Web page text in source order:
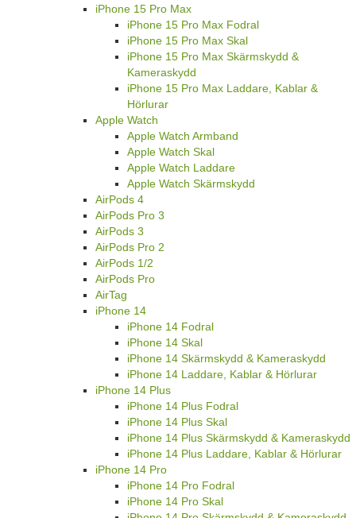
iPhone 15 Pro Max
iPhone 15 Pro Max Fodral
iPhone 15 Pro Max Skal
iPhone 15 Pro Max Skärmskydd &
Kameraskydd
iPhone 15 Pro Max Laddare, Kablar &
Hörlurar
Apple Watch
Apple Watch Armband
Apple Watch Skal
Apple Watch Laddare
Apple Watch Skärmskydd
AirPods 4
AirPods Pro 3
AirPods 3
AirPods Pro 2
AirPods 1/2
AirPods Pro
AirTag
iPhone 14
iPhone 14 Fodral
iPhone 14 Skal
iPhone 14 Skärmskydd & Kameraskydd
iPhone 14 Laddare, Kablar & Hörlurar
iPhone 14 Plus
iPhone 14 Plus Fodral
iPhone 14 Plus Skal
iPhone 14 Plus Skärmskydd & Kameraskydd
iPhone 14 Plus Laddare, Kablar & Hörlurar
iPhone 14 Pro
iPhone 14 Pro Fodral
iPhone 14 Pro Skal